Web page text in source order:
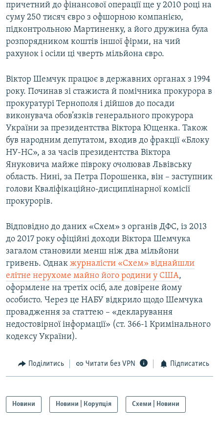
причетний до фінансової операції ще у 2010 році на
суму 250 тисяч євро з офшорною компанією,
підконтрольною Мартиненку, а його дружина була
розпорядником коштів іншої фірми, на чий
рахунок і осіли ці чверть мільйона євро.
Віктор Шемчук працює в державних органах з 1994
року. Починав зі стажиста й помічника прокурора в
прокуратурі Тернополя і дійшов до посади
виконувача обов’язків генерального прокурора
України за президентства Віктора Ющенка. Також
був народним депутатом, входив до фракції «Блоку
НУ-НС», а за часів президентства Віктора
Януковича майже півроку очолював Львівську
область. Нині, за Петра Порошенка, він – заступник
голови Кваліфікаційно-дисциплінарної комісії
прокурорів.
Відповідно до даних «Схем» з органів ДФС, із 2013
до 2017 року офіційні доходи Віктора Шемчука
загалом становили менш ніж два мільйони
гривень. Однак журналісти «Схем» віднайшли
елітне нерухоме майно його родини у США,
оформлене на третіх осіб, але довірене йому
особисто. Через це НАБУ відкрило щодо Шемчука
провадження за статтею – «декларування
недостовірної інформації» (ст. 366-1 Кримінального
кодексу України).
Поділитись Читати без VPN Підписатись
Новини Новини | Корупція Схеми | Новини